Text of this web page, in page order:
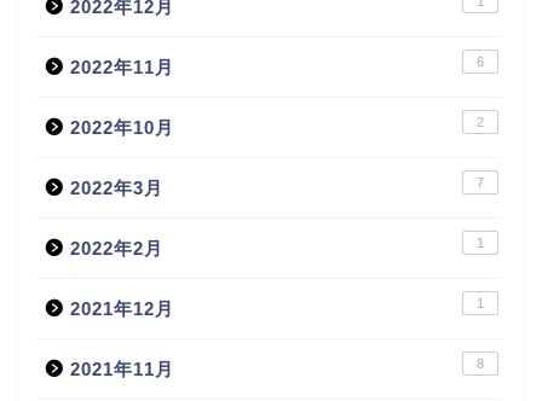
2022年12月
2022年11月 6
2022年10月 2
2022年3月 7
2022年2月 1
2021年12月 1
2021年11月 8